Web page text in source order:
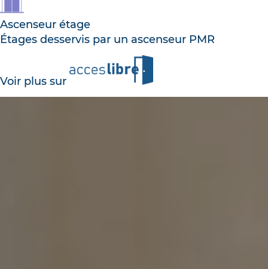
Ascenseur étage
Étages desservis par un ascenseur PMR
Voir plus sur